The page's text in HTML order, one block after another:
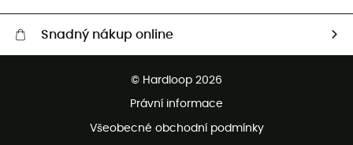
Snadný nákup online
Bezplatné vrácení do 100 dnů
© Hardloop 2026
Právní informace
Všeobecné obchodní podmínky